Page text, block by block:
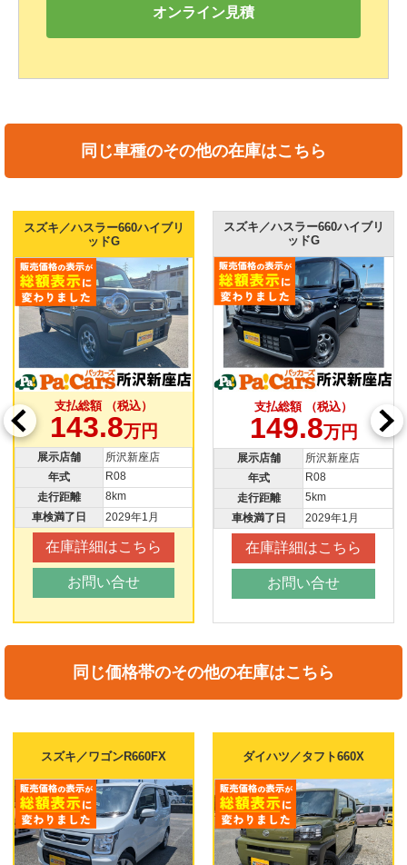
オンライン見積
同じ車種のその他の在庫はこちら
スズキ／ハスラー660ハイブリ
ッドG
支払総額 （税込）
143.8万円
展示店舗
所沢新座店
年式
R08
走行距離
8km
車検満了日
2029年1月
在庫詳細はこちら
お問い合せ
スズキ／ハスラー660ハイブリ
ッドG
支払総額 （税込）
149.8万円
展示店舗
所沢新座店
年式
R08
走行距離
5km
車検満了日
2029年1月
在庫詳細はこちら
お問い合せ
同じ価格帯のその他の在庫はこちら
スズキ／ワゴンR660FX ダイハツ／タフト660X